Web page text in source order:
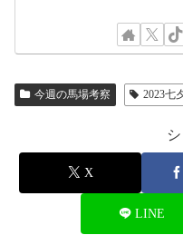
今週の馬場考察 2023七
X
LINE